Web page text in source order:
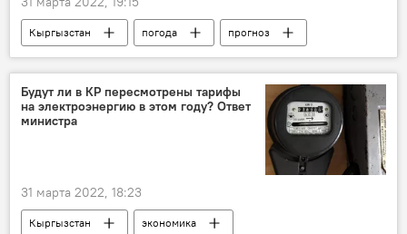
Кыргызстан погода
прогноз
температура
потепление
прогноз погоды
Прогноз погоды по Кыргызстану
Будут ли в КР пересмотрены тарифы
на электроэнергию в этом году? Ответ
министра
31 марта 2022, 18:23
Кыргызстан
экономика